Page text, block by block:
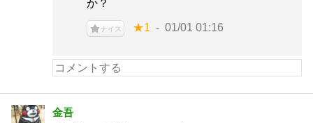
か？
ナイス ★1 01/01 01:16
金吾